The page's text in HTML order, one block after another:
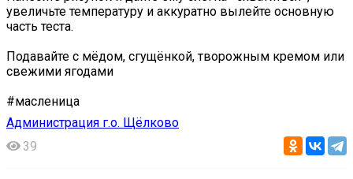
увеличьте температуру и аккуратно вылейте основную
часть теста.
Подавайте с мёдом, сгущёнкой, творожным кремом или
свежими ягодами
#масленица
Администрация г.о. Щёлково
39